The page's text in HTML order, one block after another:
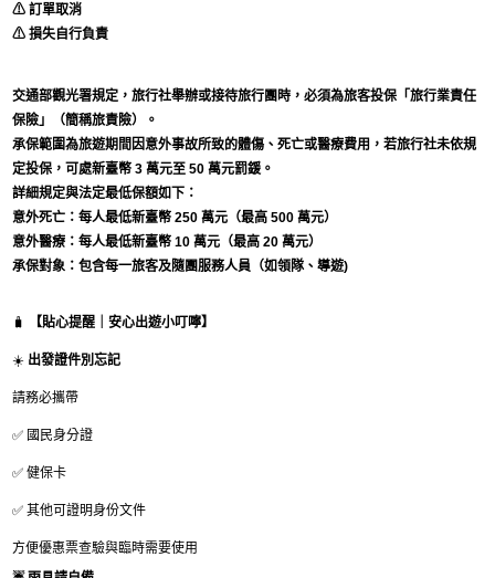
⚠ 訂單取消
⚠ 損失自行負責
交通部觀光署規定，旅行社舉辦或接待旅行團時，必須為旅客投保「旅行業責任
保險」（簡稱旅責險）。
承保範圍為旅遊期間因意外事故所致的體傷、死亡或醫療費用，若旅行社未依規
定投保，可處新臺幣 3 萬元至 50 萬元罰鍰。
詳細規定與法定最低保額如下：
意外死亡：每人最低新臺幣 250 萬元（最高 500 萬元）
意外醫療：每人最低新臺幣 10 萬元（最高 20 萬元）
承保對象：包含每一旅客及隨團服務人員（如領隊、導遊)
🧳 【貼心提醒｜安心出遊小叮嚀】
☀️ 出發證件別忘記
請務必攜帶
✅ 國民身分證
✅ 健保卡
✅ 其他可證明身份文件
方便優惠票查驗與臨時需要使用